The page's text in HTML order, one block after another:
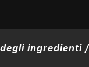
ingredienti